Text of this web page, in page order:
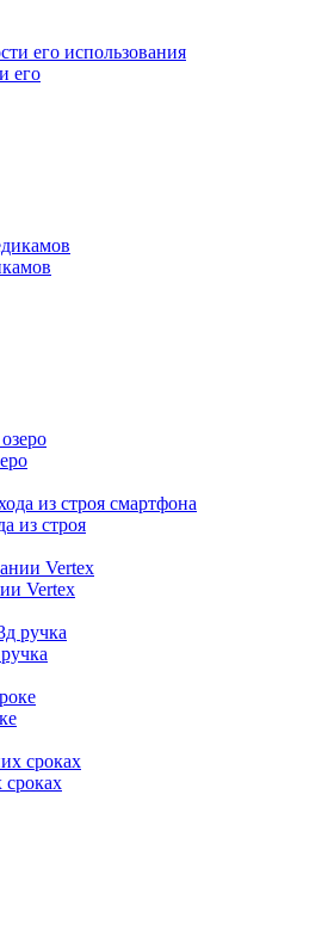
его
из строя
Vertex